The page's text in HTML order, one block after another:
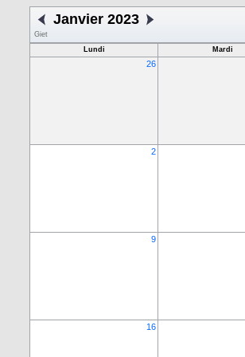
Janvier 2023
Giet
Lundi
Mardi
26
2
9
16